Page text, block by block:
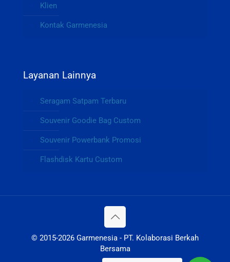
Klien
Kontak Garmenesia
Layanan Lainnya
Seragam Satpam Terbaru
Souvenir Goodie Bag Custom
Souvenir Powerbank Promosi
Flashdisk Kartu Custom
© 2015-2026 Garmenesia - PT. Kolaborasi Berkah
Bersama